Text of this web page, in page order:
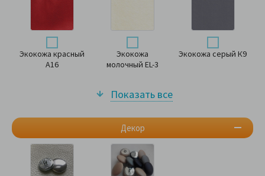
Декор
Экокожа красный
А16
Экокожа
молочный EL-3
Экокожа серый К9
Показать все